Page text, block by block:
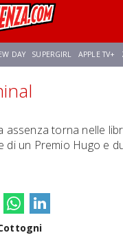
DAY SUPERGIRL APPLE TV+
AVENGERS: DOOMSDAY
STRANGE NEW WORLDS
assenza torna nelle
di un Premio Hugo e